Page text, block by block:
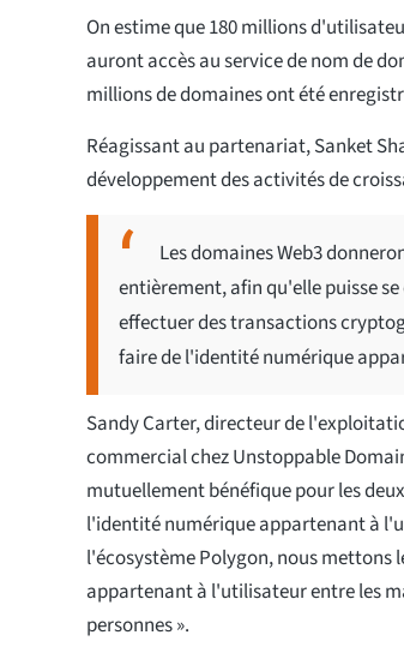
On estime que 180 millions
auront accès au service de nom de
millions de domaines ont été
Réagissant au partenariat, Sanket
développement des activités de
Les domaines Web3
entièrement, afin qu'elle puisse
effectuer des transactions
faire de l'identité numérique
Sandy Carter, directeur de
commercial chez Unstoppable
mutuellement bénéfique pour les deux
l'identité numérique appartenant à
l'écosystème Polygon, nous mettons
appartenant à l'utilisateur entre les
personnes ».